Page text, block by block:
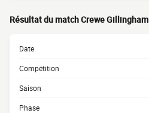
Résultat du match Crewe Gillingham
Date
Compétition
Saison
Phase